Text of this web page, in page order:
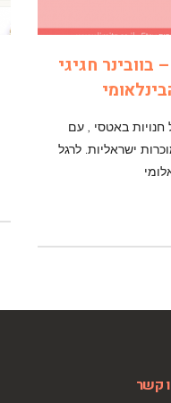
חגיגי
חנויות באטסי , עם
ישראליות. לרגל
קשר